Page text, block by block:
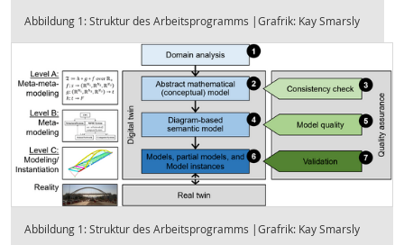
Abbildung 1: Struktur des Arbeitsprogramms |Grafrik: Kay Smarsly
Abbildung 1: Struktur des Arbeitsprogramms |Grafrik: Kay Smarsly